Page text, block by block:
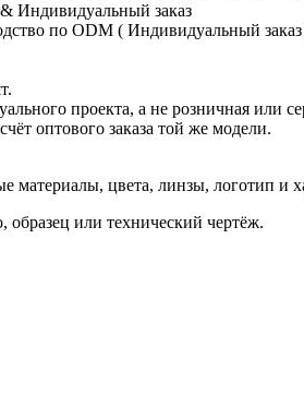
Индивидуальный заказ
по ODM ( Индивидуальный
проекта, а не розничная или
оптового заказа той же модели.
материалы, цвета, линзы, логотип и
образец или технический чертёж.